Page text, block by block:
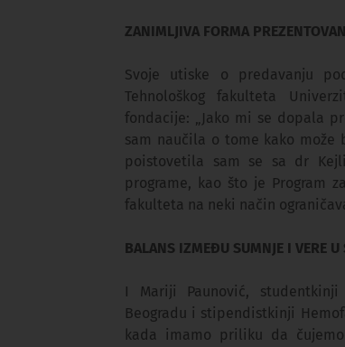
ZANIMLJIVA FORMA
Svoje utiske o predavanju
Tehnološkog fakulteta
fondacije: „Jako mi se dopala
sam naučila o tome kako
poistovetila sam se sa dr
programe, kao što je Program
fakulteta na neki način
BALANS IZMEĐU SUMNJE I VERE U
I Mariji Paunović,
Beogradu i stipendistkinji
kada imamo priliku da